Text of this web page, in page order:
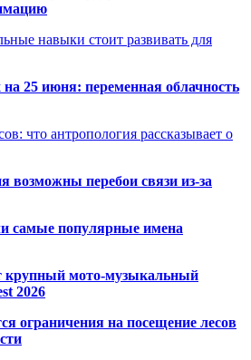
навыки стоит развивать для
25 июня: переменная облачность
что антропология рассказывает о
возможны перебои связи из-за
самые популярные имена
крупный мото-музыкальный
2026
ограничения на посещение лесов